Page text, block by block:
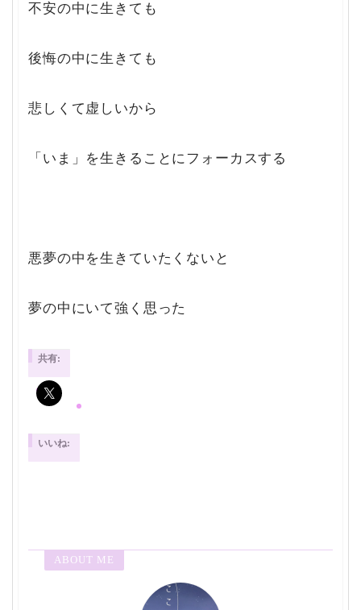
不安の中に生きても
後悔の中に生きても
悲しくて虚しいから
「いま」を生きることにフォーカスする
悪夢の中を生きていたくないと
夢の中にいて強く思った
共有:
いいね:
ABOUT ME